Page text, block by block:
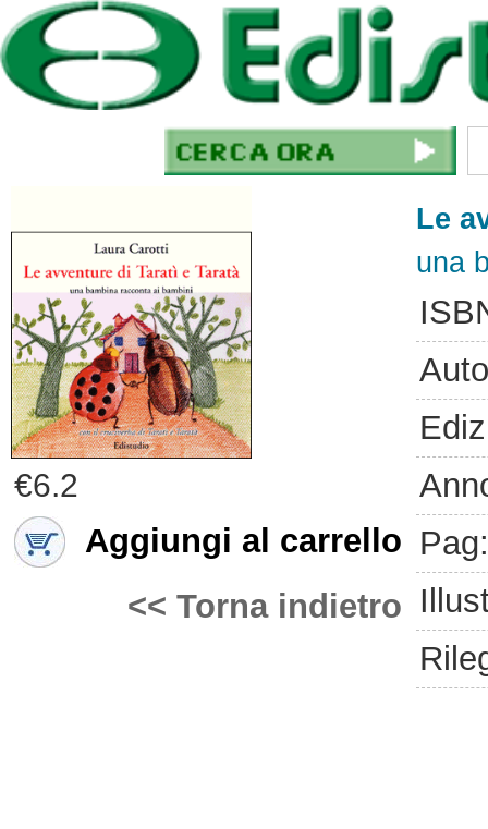
€6.2
Aggiungi al carrello
<< Torna indietro
Le
una
Pag: